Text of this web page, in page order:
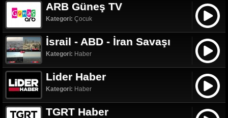
ARB Güneş TV
Kategori: Çocuk
İsrail - ABD - İran Savaşı
Kategori: Haber
Lider Haber
Kategori: Haber
TGRT Haber